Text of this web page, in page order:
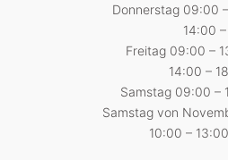
Donnerstag 09:00
14:00 –
Freitag 09:00 –
14:00 –
Samstag 09:00 –
Samstag von
10:00 –